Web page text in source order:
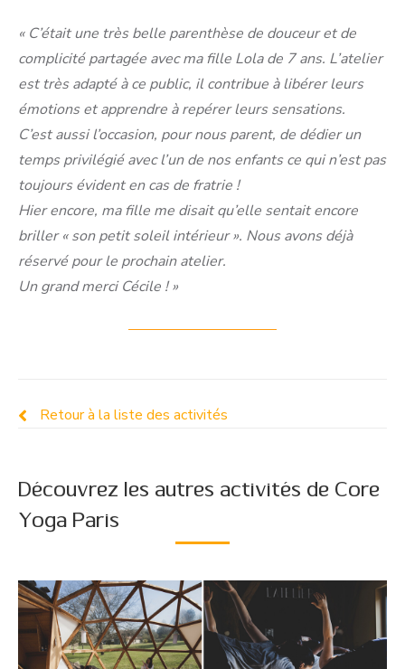
« C’était une très belle parenthèse de douceur et de
complicité partagée avec ma fille Lola de 7 ans. L’atelier
est très adapté à ce public, il contribue à libérer leurs
émotions et apprendre à repérer leurs sensations.
C’est aussi l’occasion, pour nous parent, de dédier un
temps privilégié avec l’un de nos enfants ce qui n’est pas
toujours évident en cas de fratrie !
Hier encore, ma fille me disait qu’elle sentait encore
briller « son petit soleil intérieur ». Nous avons déjà
réservé pour le prochain atelier.
Un grand merci Cécile ! »
Navigation
commentaire
Retour à la liste des activités
Découvrez les autres activités de Core
Yoga Paris
Le studio reste ouvert tout l'été !
LES CARTES